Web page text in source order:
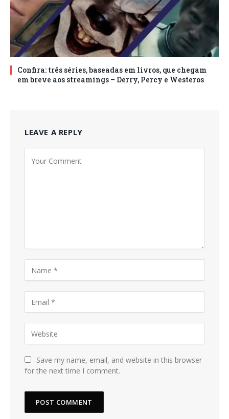
Confira: três séries, baseadas em livros, que chegam
em breve aos streamings – Derry, Percy e Westeros
LEAVE A REPLY
Save my name, email, and website in this browser
for the next time I comment.